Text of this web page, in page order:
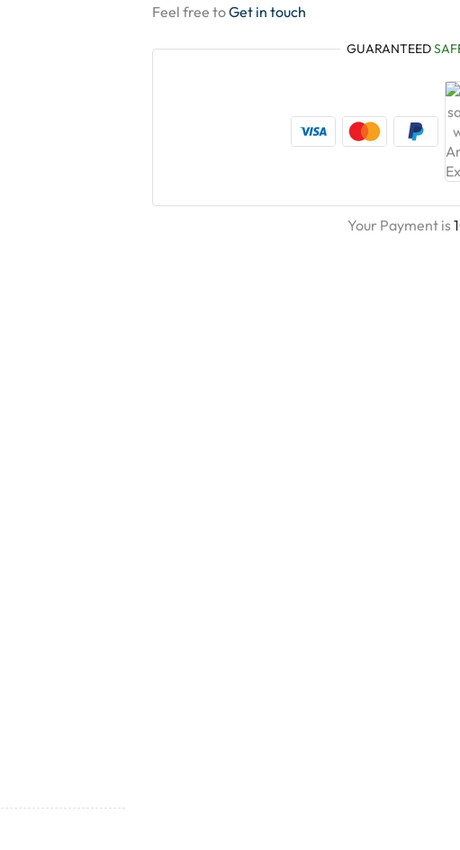
Feel free toGet in touch
GUARANTEED
Your Payment is